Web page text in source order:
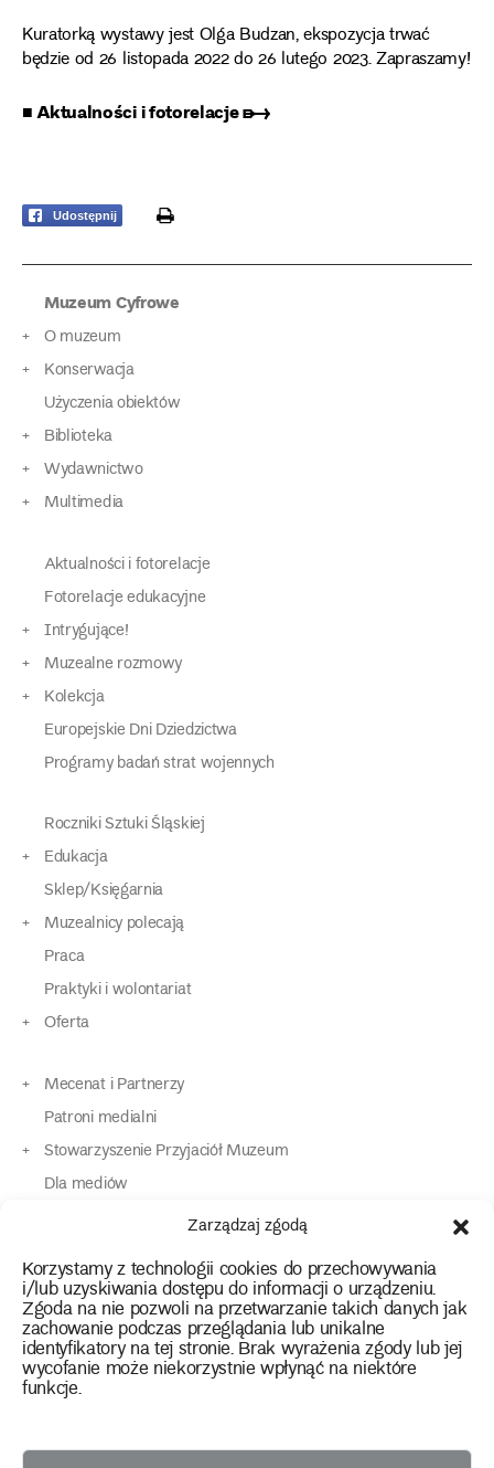
Zarządzaj zgodą
Korzystamy z technologii cookies do przechowywania
i/lub uzyskiwania dostępu do informacji o urządzeniu.
Zgoda na nie pozwoli na przetwarzanie takich danych jak
zachowanie podczas przeglądania lub unikalne
identyfikatory na tej stronie. Brak wyrażenia zgody lub jej
wycofanie może niekorzystnie wpłynąć na niektóre
funkcje.
Kuratorką wystawy jest Olga Budzan, ekspozycja trwać
będzie od 26 listopada 2022 do 26 lutego 2023. Zapraszamy!
■ Aktualności i fotorelacje ➸
Udostępnij print
Muzeum Cyfrowe
O muzeum
Konserwacja
Użyczenia obiektów
Biblioteka
Wydawnictwo
Multimedia
Aktualności i fotorelacje
Fotorelacje edukacyjne
Intrygujące!
Muzealne rozmowy
Kolekcja
Europejskie Dni Dziedzictwa
Programy badań strat wojennych
Roczniki Sztuki Śląskiej
Edukacja
Sklep/Księgarnia
Muzealnicy polecają
Praca
Praktyki i wolontariat
Oferta
Mecenat i Partnerzy
Patroni medialni
Stowarzyszenie Przyjaciół Muzeum
Dla mediów
Dla osób o specjalnych potrzebach
Kontakt
instagram
twitterfacebookyoutube
tiktok
Polityka prywatności